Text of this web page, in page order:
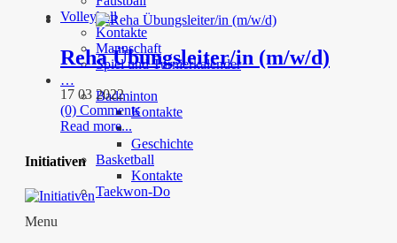
Volleyball
Kontakte
Mannschaft
Spiel und Turnierkalender
…
Badminton
Kontakte
Geschichte
Basketball
Kontakte
Taekwon-Do
Menu
Reha Übungsleiter/in (m/w/d)
17 03 2022
(0) Comments
Read more...
Initiativen